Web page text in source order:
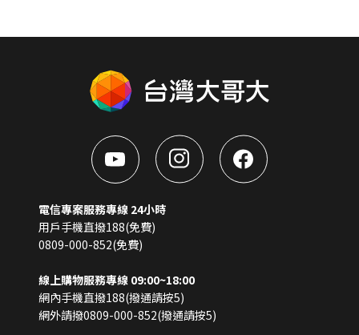
電信專案服務專線 24小時
用戶手機直撥188(免費)
0809-000-852(免費)
線上購物服務專線 09:00~18:00
網內手機直撥188(撥通請按5)
網外請撥0809-000-852(撥通請按5)